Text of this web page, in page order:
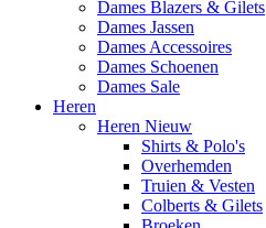
Dames Blazers & Gilets
Dames Jassen
Dames Accessoires
Dames Schoenen
Dames Sale
Heren
Heren Nieuw
Shirts & Polo's
Overhemden
Truien & Vesten
Colberts & Gilets